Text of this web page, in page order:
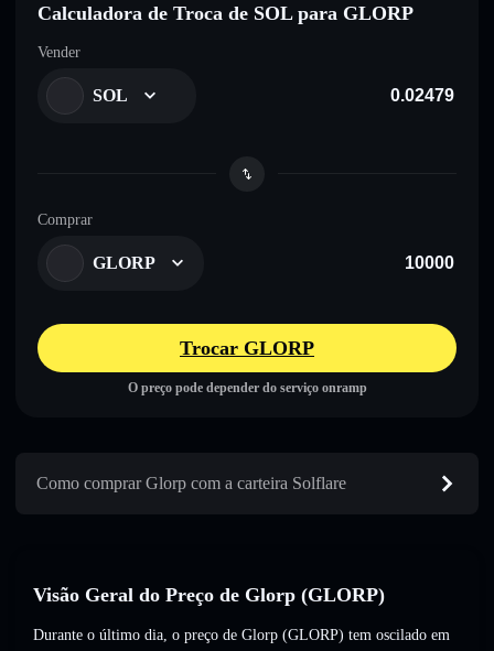
Calculadora de Troca de SOL para GLORP
Vender
SOL
Comprar
GLORP
Trocar GLORP
O preço pode depender do serviço onramp
Como comprar Glorp com a carteira Solflare
Visão Geral do Preço de Glorp (GLORP)
Durante o último dia, o preço de Glorp (GLORP) tem oscilado em